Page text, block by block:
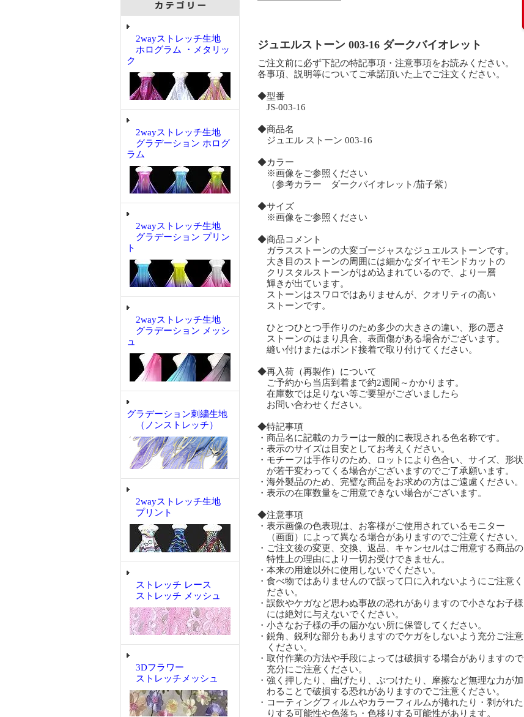
2wayストレッチ生地
ホログラム ・メタリッ
ク
2wayストレッチ生地
グラデーション ホログ
ラム
2wayストレッチ生地
グラデーション プリン
ト
2wayストレッチ生地
グラデーション メッシ
ュ
グラデーション刺繍生地
（ノンストレッチ）
2wayストレッチ生地
プリント
ストレッチ レース
ストレッチ メッシュ
3Dフラワー
ストレッチメッシュ
ジュエルストーン 003-16 ダークバイオレット
ご注文前に必ず下記の特記事項・注意事項をお読みください。
各事項、説明等についてご承諾頂いた上でご注文ください。
◆型番
JS-003-16
◆商品名
ジュエル ストーン 003-16
◆カラー
※画像をご参照ください
（参考カラー ダークバイオレット/茄子紫）
◆サイズ
※画像をご参照ください
◆商品コメント
ガラスストーンの大変ゴージャスなジュエルストーンです。
大き目のストーンの周囲には細かなダイヤモンドカットの
クリスタルストーンがはめ込まれているので、より一層
輝きが出ています。
ストーンはスワロではありませんが、クオリティの高い
ストーンです。
ひとつひとつ手作りのため多少の大きさの違い、形の悪さ
ストーンのはまり具合、表面傷がある場合がございます。
縫い付けまたはボンド接着で取り付けてください。
◆再入荷（再製作）について
ご予約から当店到着まで約2週間～かかります。
在庫数では足りない等ご要望がございましたら
お問い合わせください。
◆特記事項
・商品名に記載のカラーは一般的に表現される色名称です。
・表示のサイズは目安としてお考えください。
・モチーフは手作りのため、ロットにより色合い、サイズ、形状
が若干変わってくる場合がございますのでご了承願います。
・海外製品のため、完璧な商品をお求めの方はご遠慮ください。
・表示の在庫数量をご用意できない場合がございます。
◆注意事項
・表示画像の色表現は、お客様がご使用されているモニター
（画面）によって異なる場合がありますのでご注意ください。
・ご注文後の変更、交換、返品、キャンセルはご用意する商品の
特性上の理由により一切お受けできません。
・本来の用途以外に使用しないでください。
・食べ物ではありませんので誤って口に入れないようにご注意く
ださい。
・誤飲やケガなど思わぬ事故の恐れがありますので小さなお子様
には絶対に与えないでください。
・小さなお子様の手の届かない所に保管してください。
・鋭角、鋭利な部分もありますのでケガをしないよう充分ご注意
ください。
・取付作業の方法や手段によっては破損する場合がありますので
充分にご注意ください。
・強く押したり、曲げたり、ぶつけたり、摩擦など無理な力が加
わることで破損する恐れがありますのでご注意ください。
・コーティングフィルムやカラーフィルムが捲れたり・剥がれた
りする可能性や色落ち・色移りする可能性があります。